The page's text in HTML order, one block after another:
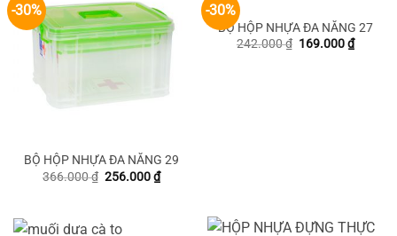
-30%
BỘ HỘP NHỰA ĐA NĂNG 29
366.000₫ Giá
256.000₫Giá
hiện
256.000 ₫.
-30%
BỘ HỘP NHỰA ĐA NĂNG 27
242.000₫ Giá
169.000₫Giá
hiện